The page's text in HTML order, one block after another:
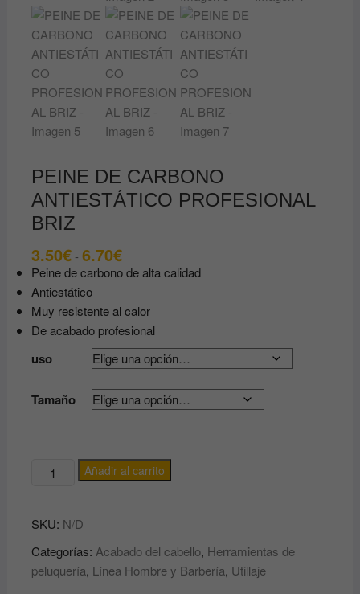
PEINE DE CARBONO
ANTIESTÁTICO PROFESIONAL
BRIZ
3.50€ - 6.70€Rango
de
precios:
hasta
6.70€
Peine de carbono de alta calidad
Antiestático
Muy resistente al calor
De acabado profesional
uso
Tamaño
PEINE
ANTIESTÁTICO
PROFESIONAL
BRIZ
cantidad
Añadir al carrito
SKU: N/D
Categorías: Acabado del cabello, Herramientas de
peluquería, Línea Hombre y Barbería, Utillaje